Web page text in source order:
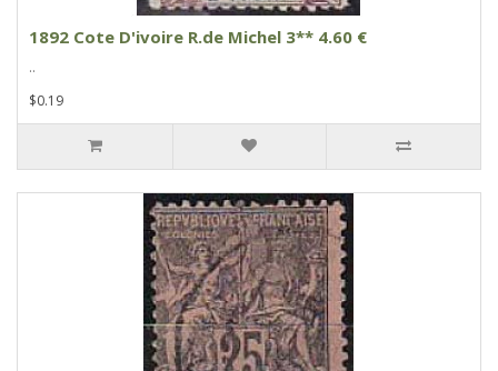
1892 Cote D'ivoire R.de Michel 3** 4.60 €
..
$0.19